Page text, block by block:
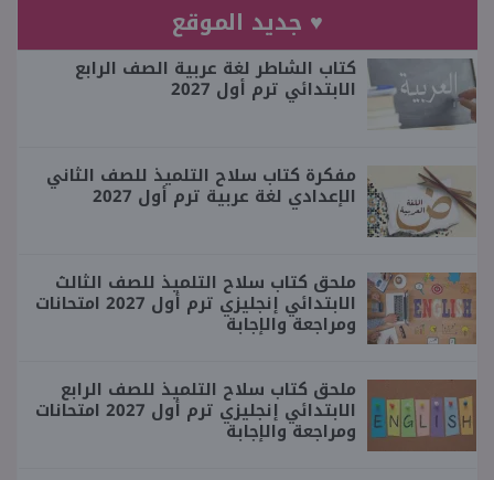
♥ جديد الموقع
كتاب الشاطر لغة عربية الصف الرابع
الابتدائي ترم أول 2027
مفكرة كتاب سلاح التلميذ للصف الثاني
الإعدادي لغة عربية ترم أول 2027
ملحق كتاب سلاح التلميذ للصف الثالث
الابتدائي إنجليزي ترم أول 2027 امتحانات
ومراجعة والإجابة
ملحق كتاب سلاح التلميذ للصف الرابع
الابتدائي إنجليزي ترم أول 2027 امتحانات
ومراجعة والإجابة